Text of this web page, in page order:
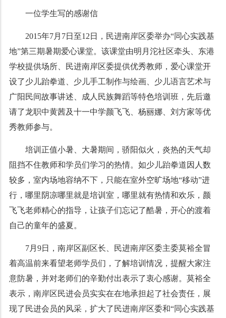
一位学生写的感谢信
2015年7月7日至12日，民进南岸区委举办“同心实践基
地”第三期暑期爱心课堂。该课堂由明月沱社区牵头、东港
学校提供场所、民进南岸区委提供优秀教师，爱心课堂开
设了少儿跆拳道、少儿手工制作与绘画、少儿语言艺术与
广阳民间故事讲述、成人民族舞蹈等特色培训班，先后邀
请了龙职中黄茜及十一中学颜飞飞、杨丽娜、刘方家等优
秀教师参与。
培训正值小暑、大暑期间，骄阳似火，炎热的天气却
阻挡不住教师和学员们学习的热情。如少儿跆拳道因人数
较多，室内场地容纳不下，只能在室外空旷场地“移动”进
行，哪里阴凉哪里就是培训室，哪里就有热情和欢乐，颜
飞飞老师精心的指导，让孩子们忘记了酷暑，开心的渡着
自己的童年的盛夏。
7月9日，南岸区副区长、民进南岸区委主委莫裕全冒
着高温前来看望老师学员们，了解培训情况，提醒大家注
意防暑，并对老师们的辛勤付出表示了衷心感谢。莫裕全
表示，南岸区民进会员实实在在地承担起了社会责任，展
现了民进会员的风采，扩大了民进南岸区委和“同心实践基